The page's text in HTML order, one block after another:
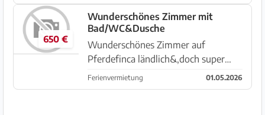
Wohn/Essraum, mehrere Terassen,
Keller mit Waschmaschine und
Stellpla...
650 €
Wunderschönes Zimmer mit
Bad/WC&Dusche
Wunderschönes Zimmer auf
Pferdefinca ländlich&,doch super
zentral..4km an die Playa,Bäcker&
Bushaltestelle vor der Tür. Weitere
Ferienvermietung 01.05.2026